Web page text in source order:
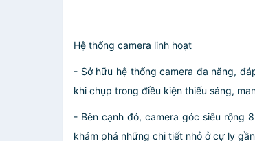
Hệ thống camera linh hoạt
- Sở hữu hệ thống camera đa năng,
khi chụp trong điều kiện thiếu sáng,
- Bên cạnh đó, camera góc siêu rộng
khám phá những chi tiết nhỏ ở cự ly